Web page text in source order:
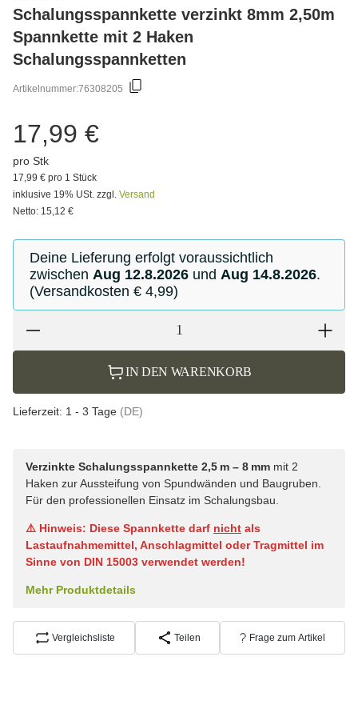
Schalungsspannkette verzinkt 8mm 2,50m
Spannkette mit 2 Haken
Schalungsspannketten
Artikelnummer:76308205
17,99 €
pro Stk
17,99 € pro 1 Stück
inklusive 19% USt. zzgl. Versand
Netto: 15,12 €
Deine Lieferung erfolgt voraussichtlich
zwischen Aug 12.8.2026 und Aug 14.8.2026.
(Versandkosten € 4,99)
IN DEN WARENKORB
Lieferzeit: 1 - 3 Tage (DE)
Verzinkte Schalungsspannkette 2,5 m – 8 mm mit 2
Haken zur Aussteifung von Spundwänden und Baugruben.
Für den professionellen Einsatz im Schalungsbau.
⚠️ Hinweis: Diese Spannkette darf nicht als
Lastaufnahmemittel, Anschlagmittel oder Tragmittel im
Sinne von DIN 15003 verwendet werden!
Mehr Produktdetails
Vergleichsliste Teilen Frage zum Artikel